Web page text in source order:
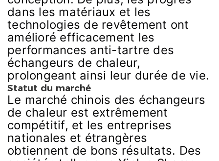
dans les matériaux et les
technologies de revêtement ont
amélioré efficacement les
performances anti-tartre des
échangeurs de chaleur,
prolongeant ainsi leur durée de vie.
Statut du marché
Le marché chinois des échangeurs
de chaleur est extrêmement
compétitif, et les entreprises
nationales et étrangères
obtiennent de bons résultats. Des